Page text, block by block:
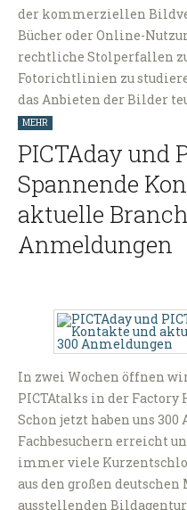
der kommerziellen
Bücher oder Online-
rechtliche Stolperfallen
Fotorichtlinien zu
das Anbieten der Bilder
MEHR
PICTAday und
Spannende
aktuelle
Anmeldungen
In zwei Wochen öffnen
PICTAtalks in der
Schon jetzt haben uns
Fachbesuchern erreicht
immer viele
aus den großen
ausstellenden